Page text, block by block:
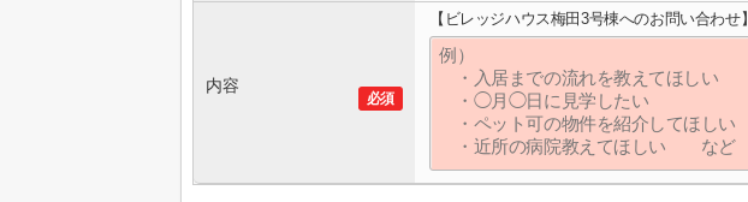
必須
内容
【ビレッジハウス梅田3号棟へのお問い合わせ】